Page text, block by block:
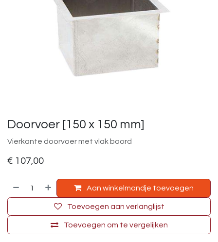
Doorvoer [150 x 150 mm]
Vierkante doorvoer met vlak boord
€ 107,00
Aan winkelmandje toevoegen
Toevoegen om te vergelijken
Toevoegen aan verlanglijst